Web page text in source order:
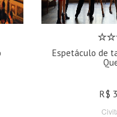
Espetáculo de
R$